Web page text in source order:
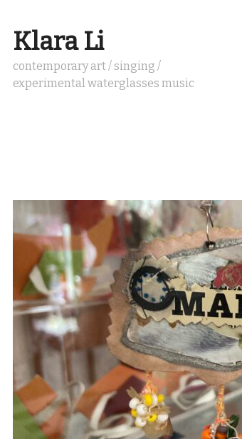
Klara Li
contemporary art / singing /
experimental waterglasses music